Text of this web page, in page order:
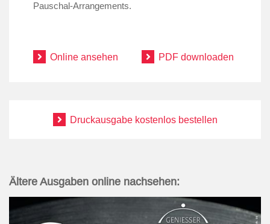
Pauschal-Arrangements.
Online ansehen PDF downloaden
Druckausgabe kostenlos bestellen
Ältere Ausgaben online nachsehen: